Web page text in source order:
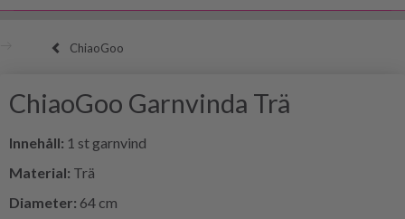
ChiaoGoo
ChiaoGoo Garnvinda Trä
Innehåll: 1 st garnvind
Material: Trä
Diameter: 64 cm